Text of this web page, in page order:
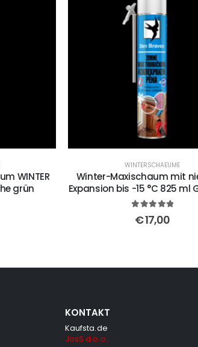
WINTER
grün
WINTERSCHAEUME
Winter-Maxischaum mit
Expansion bis -15 °C 825 ml
out of 5
€17,00
KONTAKT
Kaufsta.de
JosS d.o.o.